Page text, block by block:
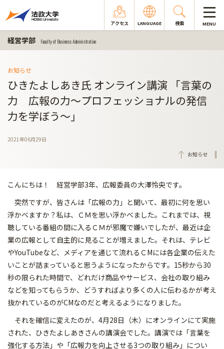
アクセス LANGUAGE 検索 MENU
経営学部 Faculty of Business Administration
お知らせ
ひきたよしあき氏 オンライン講演 「言葉の
力 広報の力〜プロフェッショナルの発信
力を学ぼう〜」
2021年06月29日
お知らせ
こんにちは！ 経営学部3年、広報委員の大澤怜央です。
突然ですが、皆さんは「広報の力」と聞いて、最初に何を思い
浮かべますか？私は、ＣＭを思い浮かべました。これまでは、視
聴している番組の間に入るＣＭが邪魔で嫌いでしたが、最近は企
業の広報として自主的に見ることが増えました。それは、テレビ
やYouTubeなど、メディアを通じて流れるＣMには各企業の伝えた
いことが詰まっていると思うようになったからです。15秒から30
秒の限られた時間で、どれだけ商品やサービス、会社の取り組み
などを知ってもらうか、どうすればより多くの人に伝わるかが考え
抜かれているのがCMなのだと考えるようになりました。
それを確信に変えたのが、4月28日（木）にオンラインにて実施
された、ひきたよしあきさんの講演会でした。講演では「言葉を
強化する方法」や「広報力を向上させる3つの取り組み」につい